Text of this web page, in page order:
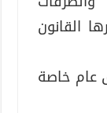
القانون
عام خاصة